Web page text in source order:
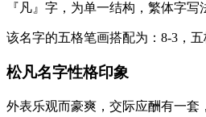
『凡』 字，为单一结构，繁体字写
该名字的五格笔画搭配为： 8-3 ，
松凡名字性格印象
外表乐观而豪爽，交际应酬有一套